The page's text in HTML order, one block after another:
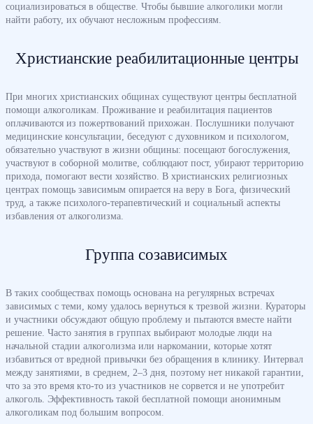
социализироваться в обществе. Чтобы бывшие алкоголики могли
найти работу, их обучают несложным профессиям.
Христианские реабилитационные центры
При многих христианских общинах существуют центры бесплатной
помощи алкоголикам. Проживание и реабилитация пациентов
оплачиваются из пожертвований прихожан. Послушники получают
медицинские консультации, беседуют с духовником и психологом,
обязательно участвуют в жизни общины: посещают богослужения,
участвуют в соборной молитве, соблюдают пост, убирают территорию
прихода, помогают вести хозяйство. В христианских религиозных
центрах помощь зависимым опирается на веру в Бога, физический
труд, а также психолого-терапевтический и социальный аспекты
избавления от алкоголизма.
Группа созависимых
В таких сообществах помощь основана на регулярных встречах
зависимых с теми, кому удалось вернуться к трезвой жизни. Кураторы
и участники обсуждают общую проблему и пытаются вместе найти
решение. Часто занятия в группах выбирают молодые люди на
начальной стадии алкоголизма или наркомании, которые хотят
избавиться от вредной привычки без обращения в клинику. Интервал
между занятиями, в среднем, 2–3 дня, поэтому нет никакой гарантии,
что за это время кто-то из участников не сорвется и не употребит
алкоголь. Эффективность такой бесплатной помощи анонимным
алкоголикам под большим вопросом.